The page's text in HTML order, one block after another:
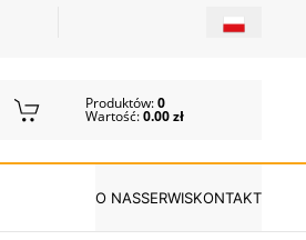
Produktów:0
Wartość:0.00 zł
O NASSERWISKONTAKT